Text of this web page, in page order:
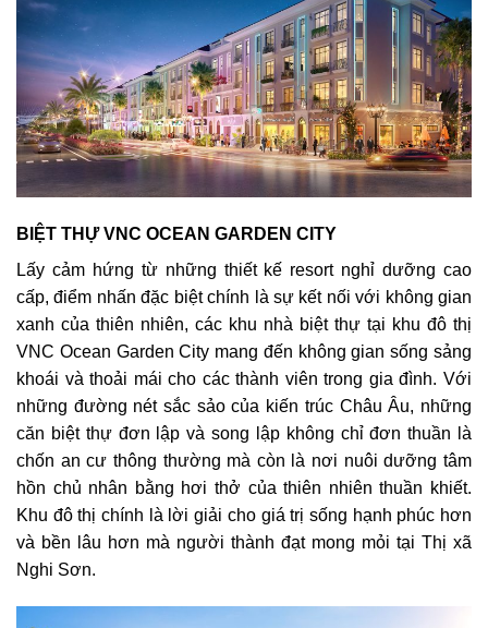
BIỆT THỰ VNC OCEAN GARDEN CITY
Lấy cảm hứng từ những thiết kế resort nghỉ dưỡng cao
cấp, điểm nhấn đặc biệt chính là sự kết nối với không gian
xanh của thiên nhiên, các khu nhà biệt thự tại khu đô thị
VNC Ocean Garden City mang đến không gian sống sảng
khoái và thoải mái cho các thành viên trong gia đình. Với
những đường nét sắc sảo của kiến trúc Châu Âu, những
căn biệt thự đơn lập và song lập không chỉ đơn thuần là
chốn an cư thông thường mà còn là nơi nuôi dưỡng tâm
hồn chủ nhân bằng hơi thở của thiên nhiên thuần khiết.
Khu đô thị chính là lời giải cho giá trị sống hạnh phúc hơn
và bền lâu hơn mà người thành đạt mong mỏi tại Thị xã
Nghi Sơn.